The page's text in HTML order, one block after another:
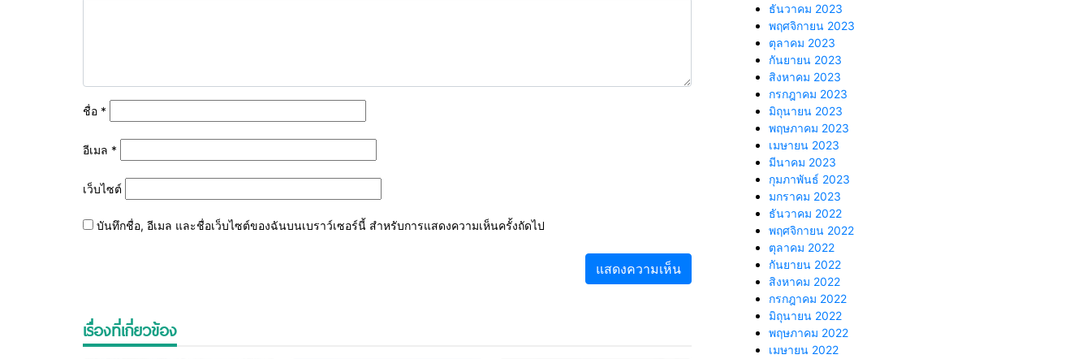
ชื่อ *
อีเมล *
เว็บไซต์
บันทึกชื่อ, อีเมล และชื่อเว็บไซต์ของฉันบนเบราว์เซอร์นี้ สำหรับการแสดงความเห็นครั้งถัดไป
เรื่องที่เกี่ยวข้อง
ธันวาคม 2023
พฤศจิกายน 2023
ตุลาคม 2023
กันยายน 2023
สิงหาคม 2023
กรกฎาคม 2023
มิถุนายน 2023
พฤษภาคม 2023
เมษายน 2023
มีนาคม 2023
กุมภาพันธ์ 2023
มกราคม 2023
ธันวาคม 2022
พฤศจิกายน 2022
ตุลาคม 2022
กันยายน 2022
สิงหาคม 2022
กรกฎาคม 2022
มิถุนายน 2022
พฤษภาคม 2022
เมษายน 2022